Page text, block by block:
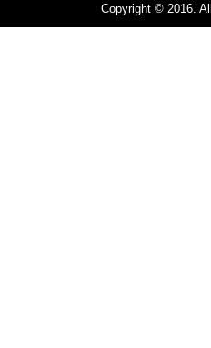
Copyright © 2016.